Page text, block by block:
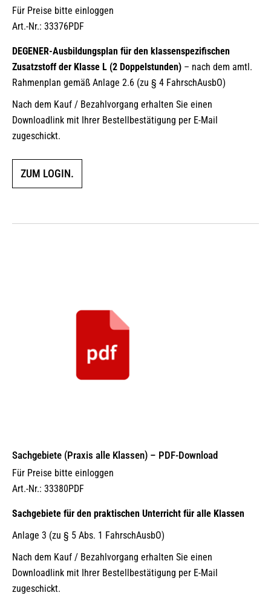
Für Preise bitte einloggen
Art.-Nr.: 33376PDF
DEGENER-Ausbildungsplan für den klassenspezifischen
Zusatzstoff der Klasse L (2 Doppelstunden) – nach dem amtl.
Rahmenplan gemäß Anlage 2.6 (zu § 4 FahrschAusbO)
Nach dem Kauf / Bezahlvorgang erhalten Sie einen
Downloadlink mit Ihrer Bestellbestätigung per E-Mail
zugeschickt.
ZUM LOGIN.
Sachgebiete (Praxis alle Klassen) – PDF-Download
Für Preise bitte einloggen
Art.-Nr.: 33380PDF
Sachgebiete für den praktischen Unterricht für alle Klassen
Anlage 3 (zu § 5 Abs. 1 FahrschAusbO)
Nach dem Kauf / Bezahlvorgang erhalten Sie einen
Downloadlink mit Ihrer Bestellbestätigung per E-Mail
zugeschickt.